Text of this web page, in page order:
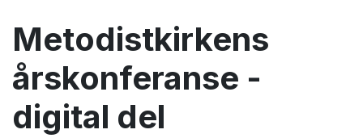
Metodistkirkens
årskonferanse -
digital del